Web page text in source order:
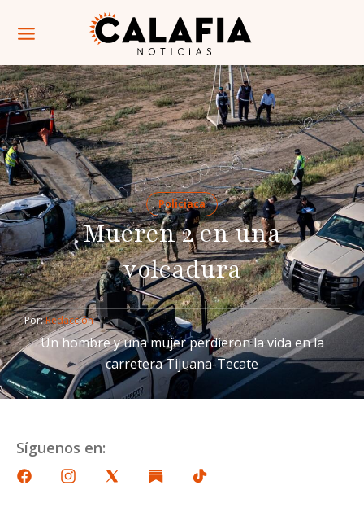
Policiaca
Mueren 2 en una
volcadura
Por: Redacción
Un hombre y una mujer perdieron la vida en la
carretera Tijuana-Tecate
Síguenos en: